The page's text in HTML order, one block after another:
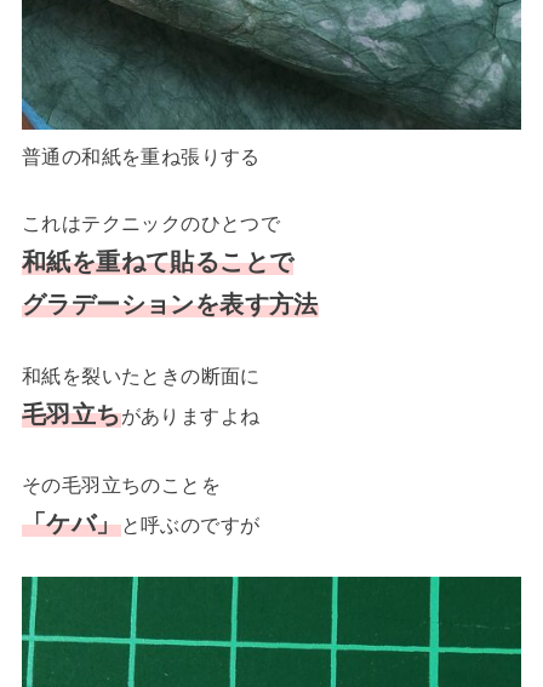
普通の和紙を重ね張りする
これはテクニックのひとつで
和紙を重ねて貼ることで
グラデーションを表す方法
和紙を裂いたときの断面に
毛羽立ちがありますよね
その毛羽立ちのことを
「ケバ」と呼ぶのですが